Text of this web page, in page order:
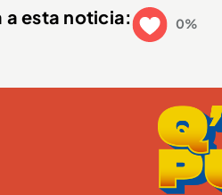
a esta noticia: 0%